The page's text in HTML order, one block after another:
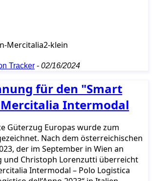
Tracker - 02/16/2024
für den "Smart
Intermodal
Güterzug Europas wurde zum
Nach dem österreichischen
der im September in Wien an
und Christoph Lorenzutti überreicht
Intermodal – Polo Logistica